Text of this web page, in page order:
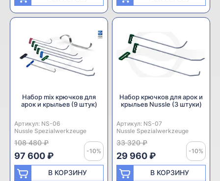
Набор mix крючков для
арок и крыльев (9 штук)
Артикул: NS-06
Производитель:
Nussle Spezialwerkzeuge
108 480 ₽
-10%
97 600 ₽
В КОРЗИНУ
Набор крючков для арок и
крыльев Nussle (3 штуки)
Артикул: NS-07
Производитель:
Nussle Spezialwerkzeuge
33 320 ₽
-10%
29 960 ₽
В КОРЗИНУ